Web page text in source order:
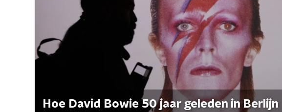
Hoe David Bowie 50 jaar geleden in Berlijn